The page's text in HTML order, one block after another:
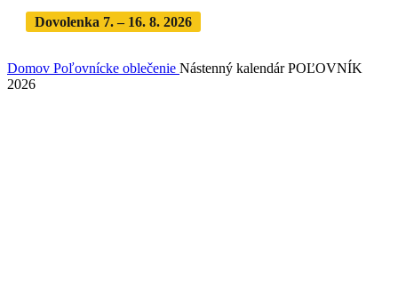
Dovolenka 7. – 16. 8. 2026
Domov Poľovnícke oblečenie Nástenný kalendár POĽOVNÍK
2026